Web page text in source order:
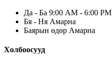
Да - Ба 9:00 AM - 6:00 PM
Бя - Ня Амарна
Баярын өдөр Амарна
Холбоосууд